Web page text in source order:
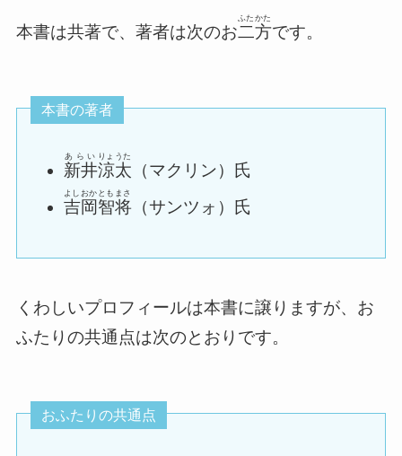
本書は共著で、著者は次のお二方
ふたかた
です。
本書の著者
新井
あらい
涼太
りょうた
（マクリン）氏
吉岡
よしおか
智将
ともまさ
（サンツォ）氏
くわしいプロフィールは本書に譲りますが、お
ふたりの共通点は次のとおりです。
おふたりの共通点